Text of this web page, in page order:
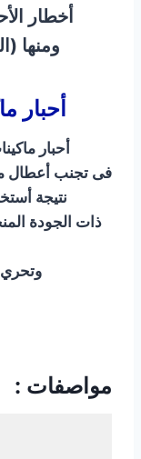
أخطار
ومنها
أحبار
أحبار
فى تجنب أعطال
نتيجة
ذات الجودة
وتحري
مواصفات :